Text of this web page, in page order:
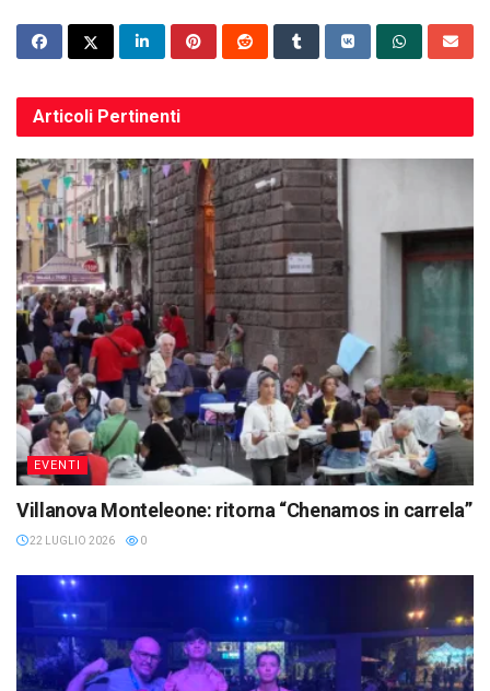
Articoli Pertinenti
EVENTI
Villanova Monteleone: ritorna “Chenamos in carrela”
22 LUGLIO 2026 0